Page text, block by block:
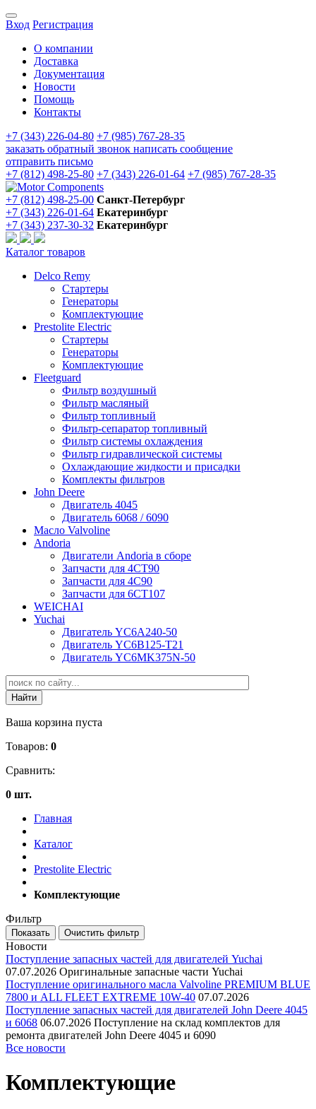
Вход Регистрация
О компании
Доставка
Документация
Новости
Помощь
Контакты
+7 (343) 226-04-80 +7 (985) 767-28-35
заказать обратный звонок написать сообщение
отправить письмо
+7 (812) 498-25-80 +7 (343) 226-01-64 +7 (985) 767-28-35
+7 (812) 498-25-00 Санкт-Петербург
+7 (343) 226-01-64 Екатеринбург
+7 (343) 237-30-32 Екатеринбург
Каталог товаров
Delco Remy
Стартеры
Генераторы
Комплектующие
Prestolite Electric
Стартеры
Генераторы
Комплектующие
Fleetguard
Фильтр воздушный
Фильтр масляный
Фильтр топливный
Фильтр-сепаратор топливный
Фильтр системы охлаждения
Фильтр гидравлической системы
Охлаждающие жидкости и присадки
Комплекты фильтров
John Deere
Двигатель 4045
Двигатель 6068 / 6090
Масло Valvoline
Andoria
Двигатели Andoria в сборе
Запчасти для 4CT90
Запчасти для 4С90
Запчасти для 6CT107
WEICHAI
Yuchai
Двигатель YC6A240-50
Двигатель YC6B125-T21
Двигатель YC6MK375N-50
Ваша корзина пуста
Товаров: 0
Сравнить:
0 шт.
Главная
Каталог
Prestolite Electric
Комплектующие
Фильтр
Новости
Поступление запасных частей для двигателей Yuchai
07.07.2026 Оригинальные запасные части Yuchai
Поступление оригинального масла Valvoline PREMIUM BLUE
7800 и ALL FLEET EXTREME 10W-40 07.07.2026
Поступление запасных частей для двигателей John Deere 4045
и 6068 06.07.2026 Поступление на склад комплектов для
ремонта двигателей John Deere 4045 и 6090
Все новости
Комплектующие